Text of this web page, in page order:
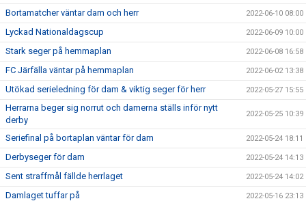
Bortamatcher väntar dam och herr 2022-06-10 08:00
Lyckad Nationaldagscup 2022-06-09 10:00
Stark seger på hemmaplan 2022-06-08 16:58
FC Järfälla väntar på hemmaplan 2022-06-02 13:38
Utökad serieledning för dam & viktig seger för herr 2022-05-27 15:55
Herrarna beger sig norrut och damerna ställs inför nytt
derby
2022-05-25 10:39
Seriefinal på bortaplan väntar för dam 2022-05-24 18:11
Derbyseger för dam 2022-05-24 14:13
Sent straffmål fällde herrlaget 2022-05-24 14:02
Damlaget tuffar på 2022-05-16 23:13